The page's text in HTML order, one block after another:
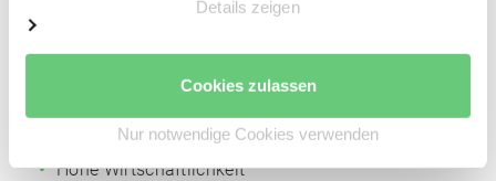
Details zeigen
Cookies zulassen
Nur notwendige Cookies verwenden
Schnelle Fachbodenmontage dank steckbarer
Einfache Erweiterbarkeit durch Grund- und
Optimale Raumnutzung
Hohe Wirtschaftlichkeit